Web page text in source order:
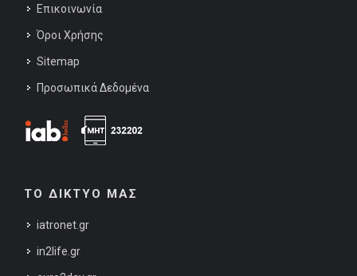
Επικοινωνία
Όροι Χρήσης
Sitemap
Προσωπικά Δεδομένα
ΤΟ ΔΙΚΤΥΟ ΜΑΣ
iatronet.gr
in2life.gr